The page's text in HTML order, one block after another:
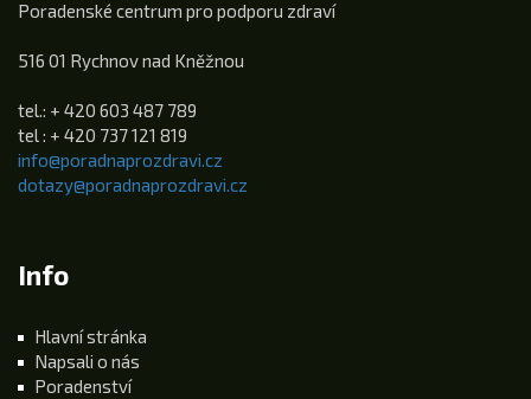
Poradenské centrum pro podporu zdraví
516 01 Rychnov nad Kněžnou
tel.: + 420 603 487 789
tel : + 420 737 121 819
info@poradnaprozdravi.cz
dotazy@poradnaprozdravi.cz
Info
Hlavní stránka
Napsali o nás
Poradenství